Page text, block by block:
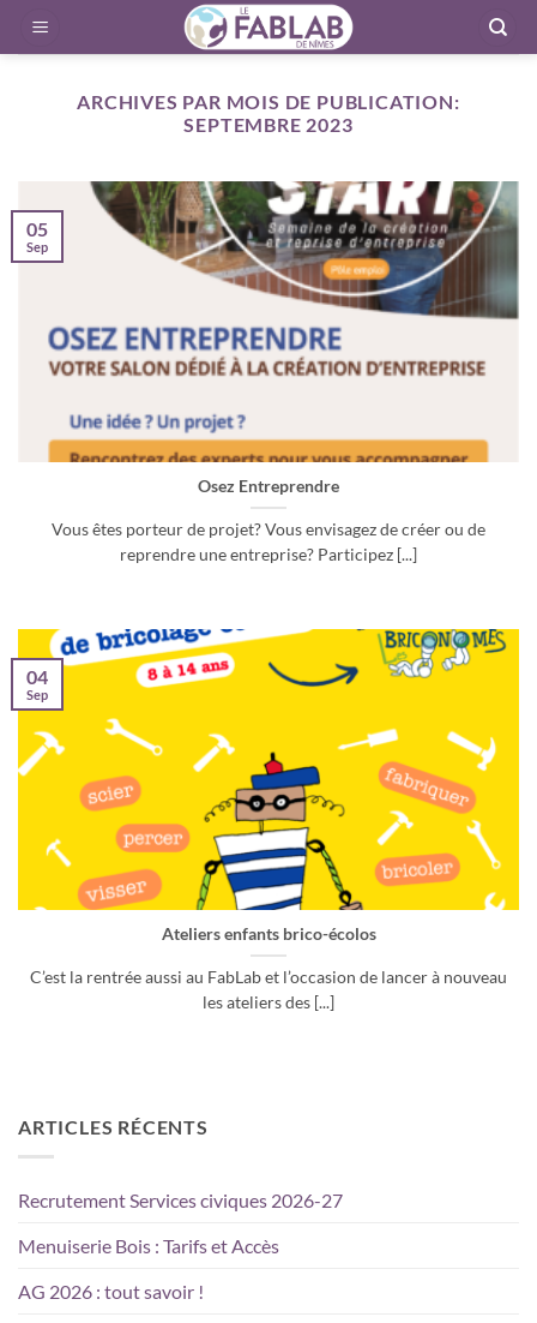
ARCHIVES PAR MOIS DE PUBLICATION:
SEPTEMBRE 2023
Osez Entreprendre
Vous êtes porteur de projet? Vous envisagez de créer ou de
reprendre une entreprise? Participez [...]
05
Sep
Ateliers enfants brico-écolos
C’est la rentrée aussi au FabLab et l’occasion de lancer à nouveau
les ateliers des [...]
04
Sep
ARTICLES RÉCENTS
Recrutement Services civiques 2026-27
Menuiserie Bois : Tarifs et Accès
AG 2026 : tout savoir !